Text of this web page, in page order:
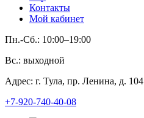
Контакты
Мой кабинет
Пн.-Сб.: 10:00–19:00
Вс.: выходной
Адрес: г. Тула, пр. Ленина, д. 104
+7-920-740-40-08